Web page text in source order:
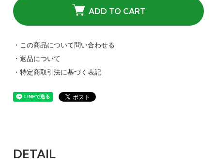
ADD TO CART
・この商品について問い合わせる
・返品について
・特定商取引法に基づく表記
DETAIL